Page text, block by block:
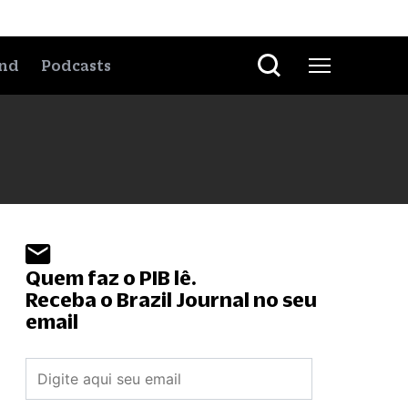
Podcasts
Quem faz o PIB lê.
Receba o Brazil Journal no seu
email